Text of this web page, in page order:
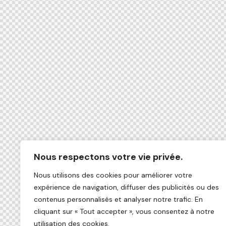
Nous respectons votre vie privée.
Nous utilisons des cookies pour améliorer votre
expérience de navigation, diffuser des publicités ou des
contenus personnalisés et analyser notre trafic. En
cliquant sur « Tout accepter », vous consentez à notre
utilisation des cookies.